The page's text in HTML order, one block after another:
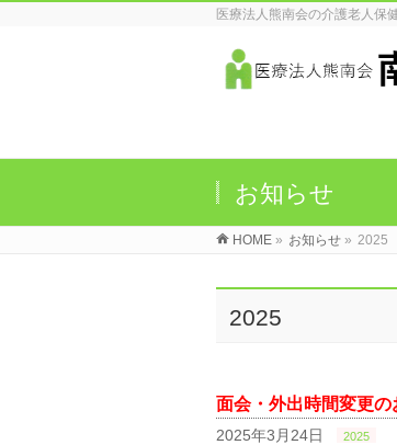
医療法人熊南会の介護老人保
お知らせ
HOME » お知らせ » 2025
2025
面会・外出時間変更の
2025年3月24日 2025